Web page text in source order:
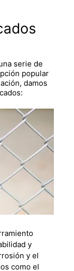
serie de
popular
damos
y
y el
como el